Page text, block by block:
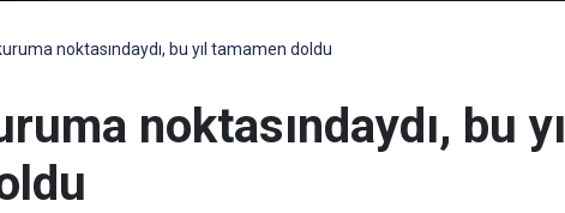
noktasındaydı, bu yıl tamamen doldu
noktasındaydı, bu yıl